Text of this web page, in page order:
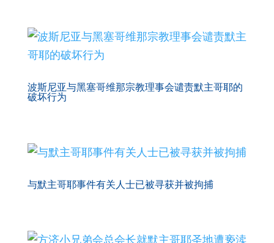
波斯尼亚与黑塞哥维那宗教理事会谴责默主哥耶的
破坏行为
与默主哥耶事件有关人士已被寻获并被拘捕